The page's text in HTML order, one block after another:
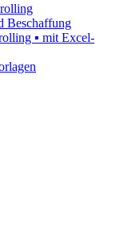
Beschaffung
▪ mit Excel-